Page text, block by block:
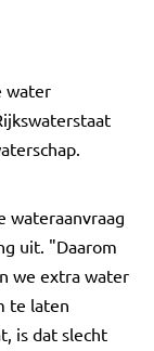
water
wateraanvraag
uit. "Daarom
we extra water
te laten
is dat slecht